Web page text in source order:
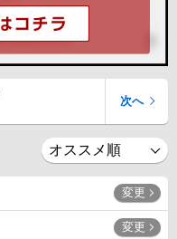
次へ
変更
変更